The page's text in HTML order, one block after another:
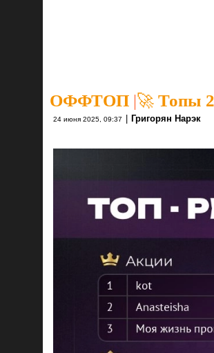
ОФФТОП |🚀 Топы
24 июня 2025, 09:37 | Григорян Нарэк